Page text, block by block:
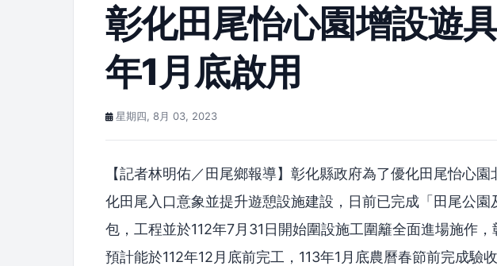
彰化田尾怡心園增設遊
年1月底啟用
星期四, 8月 03, 2023
【記者林明佑／田尾鄉報導】彰化縣政府為了優化田尾怡心
化田尾入口意象並提升遊憩設施建設，日前已完成「田尾公
包，工程並於112年7月31日開始圍設施工圍籬全面進場施作
預計能於112年12月底前完工，113年1月底農曆春節前完成驗收